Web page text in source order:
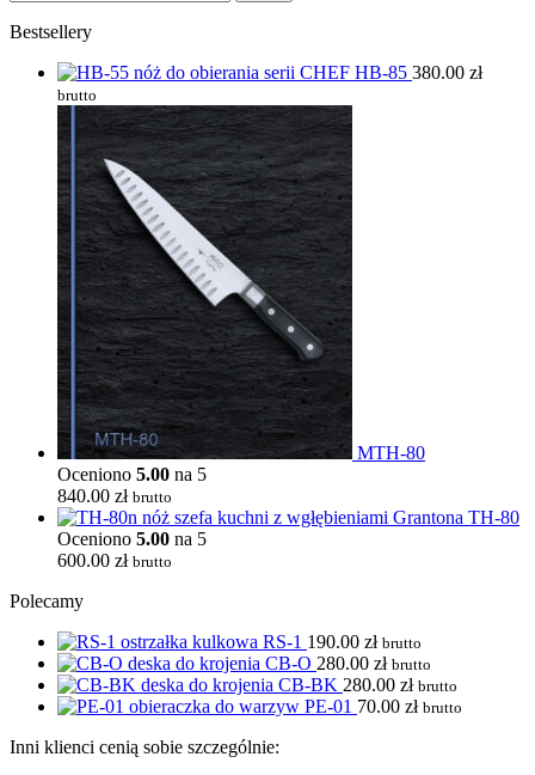
Bestsellery
HB-85 380.00 zł
brutto
MTH-80
Oceniono 5.00 na 5
840.00 zł brutto
TH-80
Oceniono 5.00 na 5
600.00 zł brutto
Polecamy
RS-1 190.00 zł brutto
CB-O 280.00 zł brutto
CB-BK 280.00 zł brutto
PE-01 70.00 zł brutto
Inni klienci cenią sobie szczególnie: